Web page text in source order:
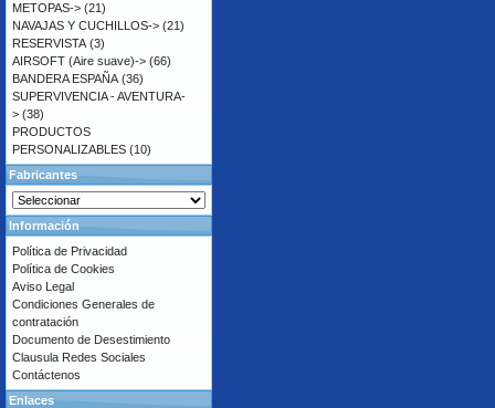
METOPAS-> (21)
NAVAJAS Y CUCHILLOS-> (21)
RESERVISTA (3)
AIRSOFT (Aire suave)-> (66)
BANDERA ESPAÑA (36)
SUPERVIVENCIA - AVENTURA-
> (38)
PRODUCTOS
PERSONALIZABLES (10)
Fabricantes
Información
Política de Privacidad
Política de Cookies
Aviso Legal
Condiciones Generales de
contratación
Documento de Desestimiento
Clausula Redes Sociales
Contáctenos
Enlaces